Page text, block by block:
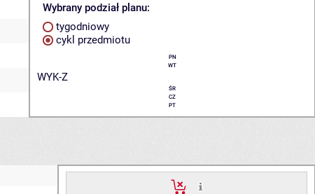
Wybrany podział planu:
tygodniowy
cykl przedmiotu
PN
WT
WYK-Z
ŚR
CZ
PT